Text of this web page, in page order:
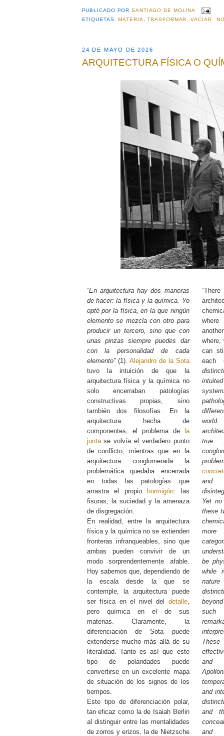
PUBLICADO PORSANTIAGO DE MOLINA
ETIQUETAS:MATERIA ,TRASFORMAR ,VACIAR
24 DE MAYO DE 2026
ARQUITECTURA FÍSICA O
“En arquitectura hay dos maneras
de hacer: la física y la química. Yo
opté por la física, en la que ningún
elemento se mezcla con otro para
producir un tercero, sino que con
unas pinzas siempre puedes dar
con la personalidad de cada
elemento”(1). Alejandro de la Sota
tuvo la intuición de que la
arquitectura física y la química no
solo encerraban patologías
constructivas propias, sino
también dos filosofías. En la
arquitectura hecha de
componentes, el problema de
la
juntase volvía el verdadero punto
de conflicto, mientras que en la
arquitectura conglomerada la
problemática quedaba encerrada
en todas las patologías que
arrastra el propio
hormigón: las
fisuras, la suciedad y la amenaza
de disgregación.
En realidad, entre la arquitectura
física y la química no se extienden
fronteras infranqueables, sino que
ambas pueden convivir de un
modo sorprendentemente afable.
Hoy sabemos que, dependiendo de
la escala desde la que se
contemple, la arquitectura puede
ser física en el nivel del detalle,
pero química en el de sus
materias. Claramente, la
diferenciación de Sota puede
extenderse mucho más allá de su
literalidad. Tanto es así que este
tipo de polaridades puede
convertirse en un excelente mapa
de situación de los signos de los
tiempos.
Este tipo de diferenciación polar,
tan eficaz como la de Isaiah Berlin
al distinguir entre las mentalidades
de zorros y erizos, la de Nietzsche
“
where,
can
each
true
and
Yet no
these
be
while
such
and
and
and
and